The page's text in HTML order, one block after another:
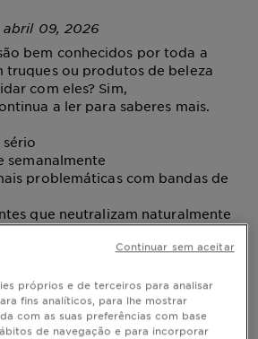
abril 09, 2026
bem conhecidos por toda a
truques ou produtos de beleza
com eles? Sim,
a ler para saberes mais.
semanalmente
problemáticas com bandas de
que neutralizam naturalmente
de vida saudável
os pontos negros em 5
próprios e de terceiros para analisar
fins analíticos, para lhe mostrar
com as suas preferências com base
de navegação e para incorporar
Continuar sem aceitar